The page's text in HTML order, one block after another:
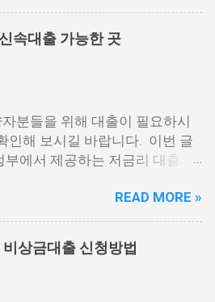
면, 때로는 소액 대출을 고려해야
습니다. 하지만 이직 준비로 인
태이거나 소득 증빙이 어려운 상
은 휴대폰만 있으면 간편하게 신
으며, 통신 등급에 따라 대출이
. 마치 신용등급처럼 등급별로
장기간에 걸쳐 통신사를 이용한
객이면, 추가 혜택도 받을 수 있
히 자금이 필요한 경우, 소액 대
속대출 가능한 곳
분들을 위해 대출이 필요하시
인해 보시길 바랍니다. 이번 글
부에서 제공하는 저금리 대출과
상품을 추천해 드립니다. 📌 목
생계비대출: 연체자 100만원 대
회복위원회 성실상환자대출 3.
원회 비대면 간편대출 4. 햇살
READ MORE »
상금대출 신청방법